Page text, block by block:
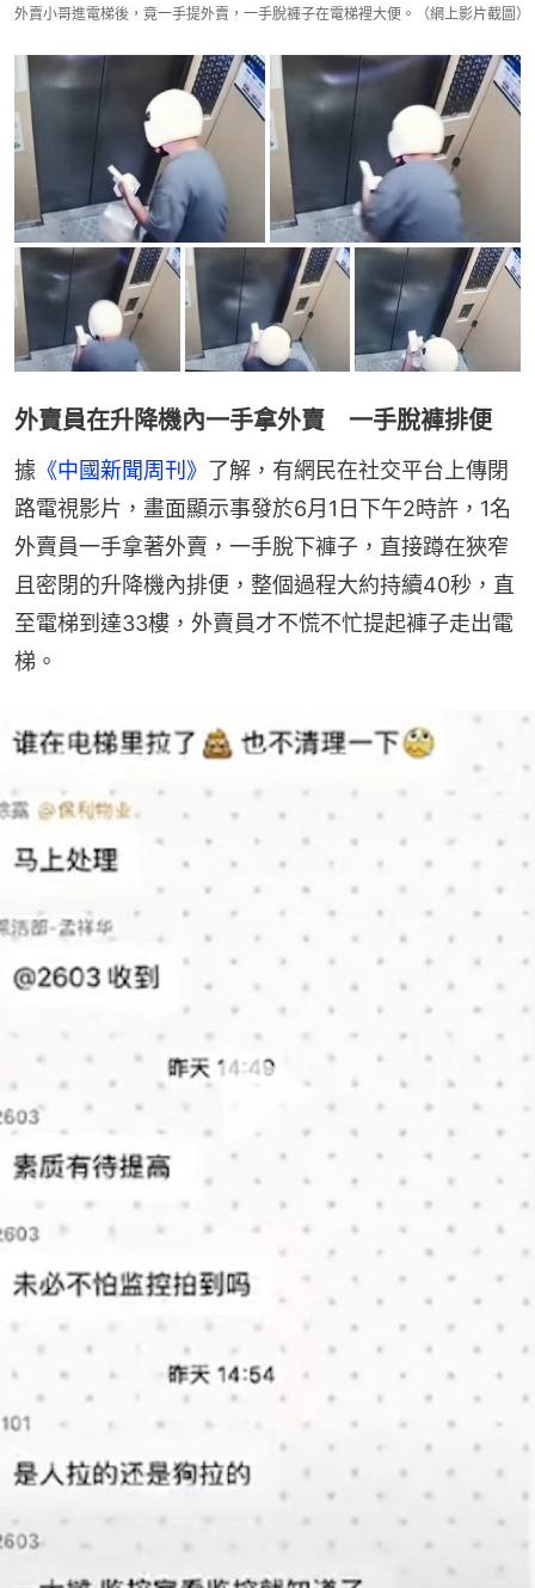
外賣小哥進電梯後，竟一手提外賣，一手脫褲子在電梯裡大便。（網上影片截圖）
外賣員在升降機內一手拿外賣 一手脫褲排便
據 《中國新聞周刊》 了解，有網民在社交平台上傳閉
路電視影片，畫面顯示事發於6月1日下午2時許，1名
外賣員一手拿著外賣，一手脫下褲子，直接蹲在狹窄
且密閉的升降機內排便，整個過程大約持續40秒，直
至電梯到達33樓，外賣員才不慌不忙提起褲子走出電
梯。